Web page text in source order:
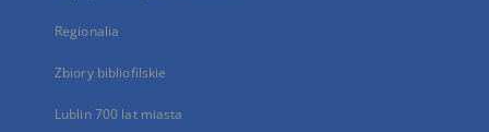
Regionalia
Zbiory bibliofilskie
Lublin 700 lat miasta